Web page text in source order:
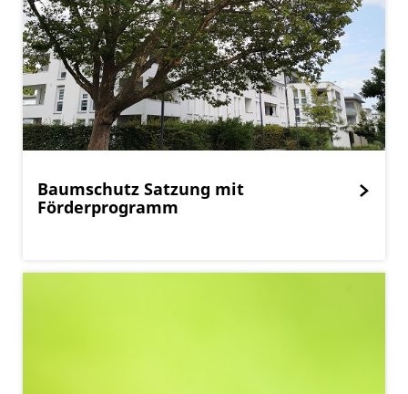
Baumschutz Satzung mit
Förderprogramm